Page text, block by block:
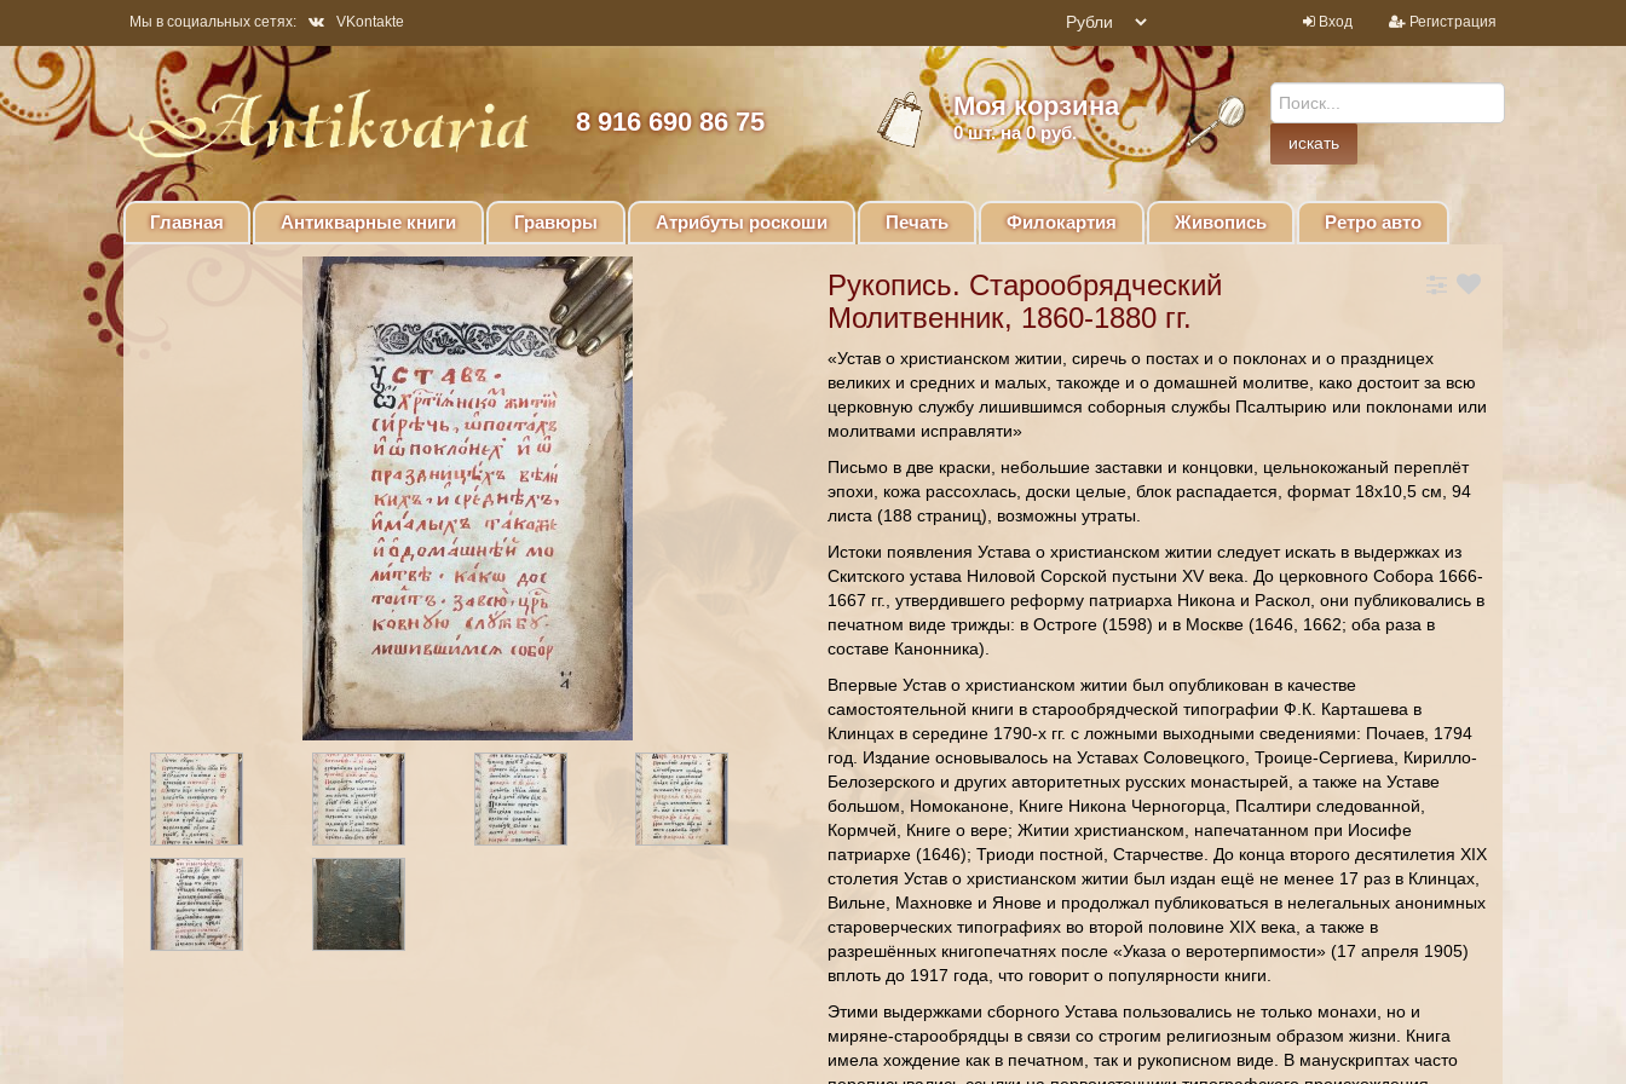
Мы в социальных сетях: VKontakte Вход Регистрация
8 916 690 86 75
Моя корзина
0шт. на 0 руб.
Главная Антикварные книги Гравюры Атрибуты роскоши Печать Филокартия Живопись Ретро авто
Рукопись. Старообрядческий
Молитвенник, 1860-1880 гг.
«Устав о христианском житии, сиречь о постах и о поклонах и о праздницех
великих и средних и малых, такожде и о домашней молитве, како достоит за всю
церковную службу лишившимся соборныя службы Псалтырию или поклонами или
молитвами исправляти»
Письмо в две краски, небольшие заставки и концовки, цельнокожаный переплёт
эпохи, кожа рассохлась, доски целые, блок распадается, формат 18х10,5 см, 94
листа (188 страниц), возможны утраты.
Истоки появления Устава о христианском житии следует искать в выдержках из
Скитского устава Ниловой Сорской пустыни XV века. До церковного Собора 1666-
1667 гг., утвердившего реформу патриарха Никона и Раскол, они публиковались в
печатном виде трижды: в Остроге (1598) и в Москве (1646, 1662; оба раза в
составе Канонника).
Впервые Устав о христианском житии был опубликован в качестве
самостоятельной книги в старообрядческой типографии Ф.К. Карташева в
Клинцах в середине 1790-х гг. с ложными выходными сведениями: Почаев, 1794
год. Издание основывалось на Уставах Соловецкого, Троице-Сергиева, Кирилло-
Белозерского и других авторитетных русских монастырей, а также на Уставе
большом, Номоканоне, Книге Никона Черногорца, Псалтири следованной,
Кормчей, Книге о вере; Житии христианском, напечатанном при Иосифе
патриархе (1646); Триоди постной, Старчестве. До конца второго десятилетия XIX
столетия Устав о христианском житии был издан ещё не менее 17 раз в Клинцах,
Вильне, Махновке и Янове и продолжал публиковаться в нелегальных анонимных
староверческих типографиях во второй половине XIX века, а также в
разрешённых книгопечатнях после «Указа о веротерпимости» (17 апреля 1905)
вплоть до 1917 года, что говорит о популярности книги.
Этими выдержками сборного Устава пользовались не только монахи, но и
миряне-старообрядцы в связи со строгим религиозным образом жизни. Книга
имела хождение как в печатном, так и рукописном виде. В манускриптах часто